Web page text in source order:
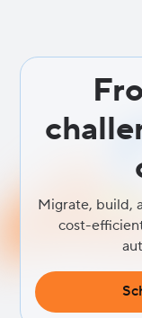
Migrate, build,
cost-